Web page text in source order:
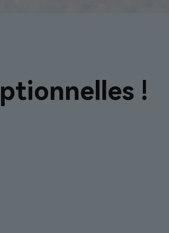
!